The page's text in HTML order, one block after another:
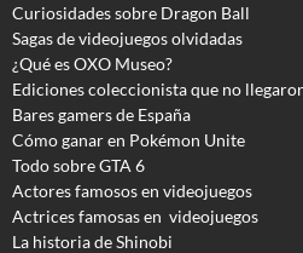
Curiosidades sobre Dragon Ball
Sagas de videojuegos olvidadas
¿Qué es OXO Museo?
Ediciones coleccionista que no
Bares gamers de España
Cómo ganar en Pokémon Unite
Todo sobre GTA 6
Actores famosos en videojuegos
Actrices famosas en videojuegos
La historia de Shinobi